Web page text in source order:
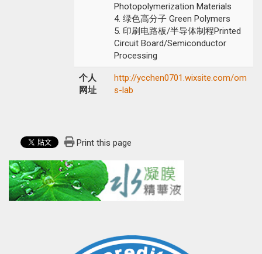
Photopolymerization Materials
4. 绿色高分子 Green Polymers
5. 印刷电路板/半导体制程Printed
Circuit Board/Semiconductor
Processing
个人
网址
http://ycchen0701.wixsite.com/om
s-lab
Print this page